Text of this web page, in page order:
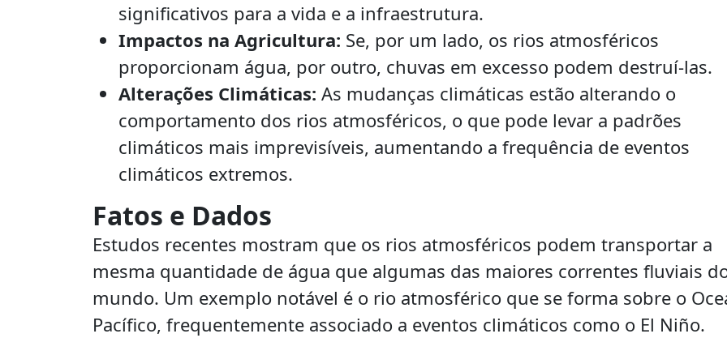
significativos para a vida e a infraestrutura.
Impactos na Agricultura: Se, por um lado, os rios atmosféricos
proporcionam água, por outro, chuvas em excesso podem destruí-las.
Alterações Climáticas: As mudanças climáticas estão alterando o
comportamento dos rios atmosféricos, o que pode levar a padrões
climáticos mais imprevisíveis, aumentando a frequência de eventos
climáticos extremos.
Fatos e Dados
Estudos recentes mostram que os rios atmosféricos podem transportar a
mesma quantidade de água que algumas das maiores correntes fluviais
mundo. Um exemplo notável é o rio atmosférico que se forma sobre o
Pacífico, frequentemente associado a eventos climáticos como o El Niño.